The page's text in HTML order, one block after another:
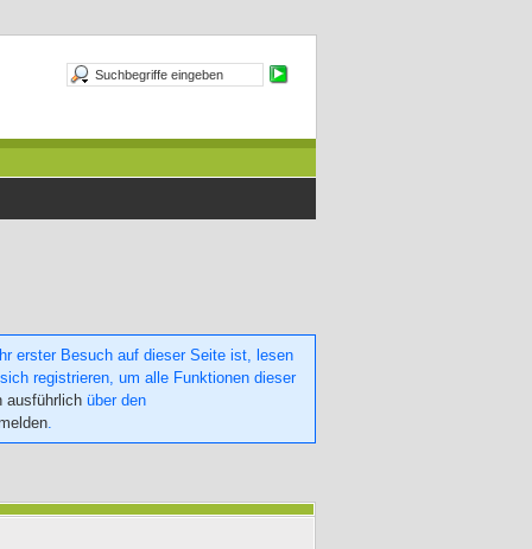
erster Besuch auf dieser Seite ist, lesen
registrieren, um alle Funktionen dieser
ausführlich über den
.